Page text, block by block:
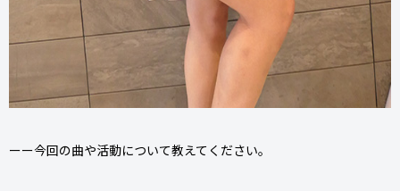
ーー今回の曲や活動について教えてください。